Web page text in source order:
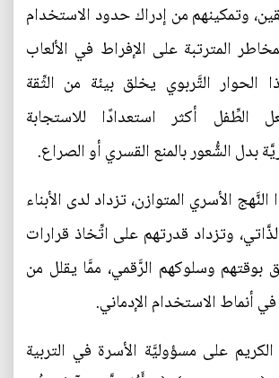
وتمكينهم من إدراك حدود الاستخدام
المترتبة على الإفراط في الألعاب
الحوار التَّربوي يخلق بيئة من الثِّقة
الطِّفل أكثر استعدادًا للاستجابة
بدل الشُّعور بالمنع القسري أو الصراع.
الأسري المتوازن، تزداد لدى الأبناء
وتزداد قدرتهم على اتِّخاذ قرارات
بوقتهم وسلوكهم الرَّقمي، ممَّا يقلل من
أنماط الاستخدام الإدماني.
على مسؤوليَّة الأسرة في التربية